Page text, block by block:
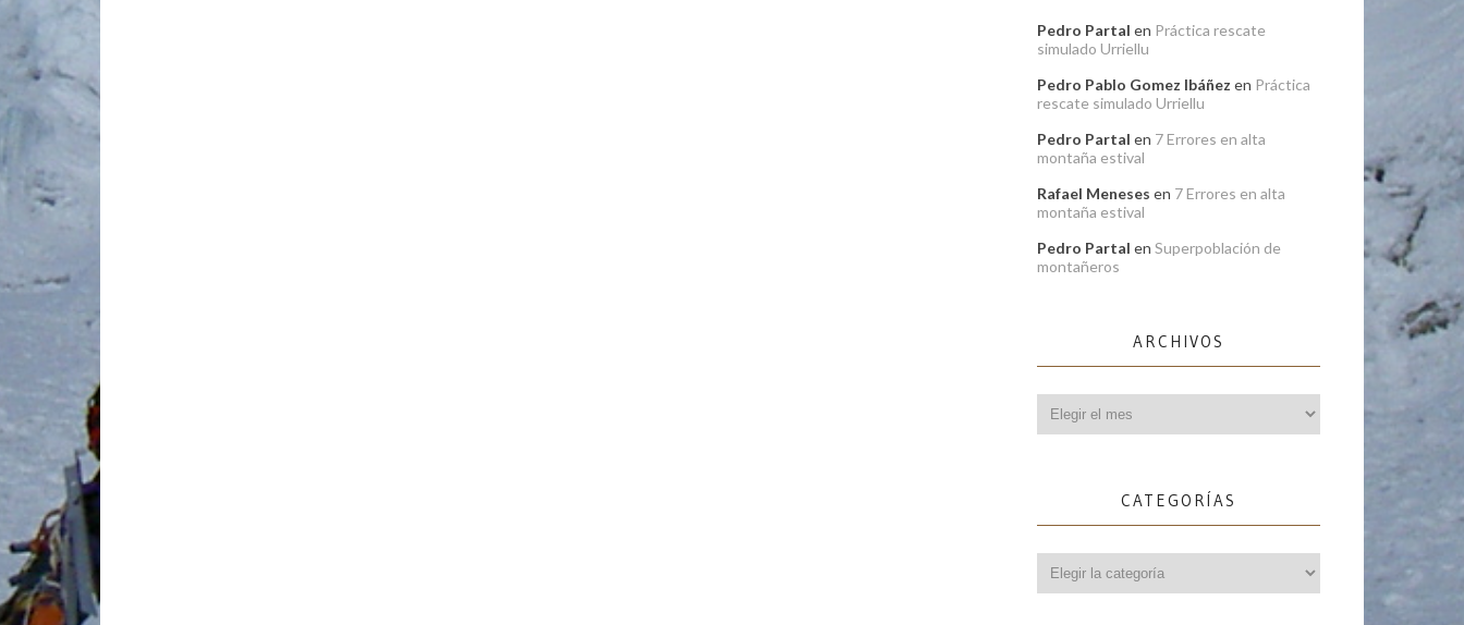
Pedro Partal en Práctica rescate
simulado Urriellu
Pedro Pablo Gomez Ibáñez en Práctica
rescate simulado Urriellu
Pedro Partal en 7 Errores en alta
montaña estival
Rafael Meneses en 7 Errores en alta
montaña estival
Pedro Partal en Superpoblación de
montañeros
ARCHIVOS
CATEGORÍAS